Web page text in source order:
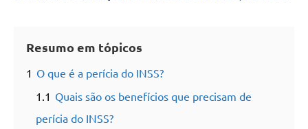
Resumo em tópicos
1 O que é a perícia do INSS?
1.1 Quais são os benefícios que precisam de
perícia do INSS?